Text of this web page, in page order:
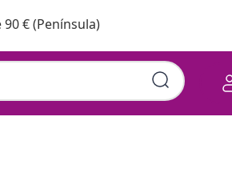
€ (Península)